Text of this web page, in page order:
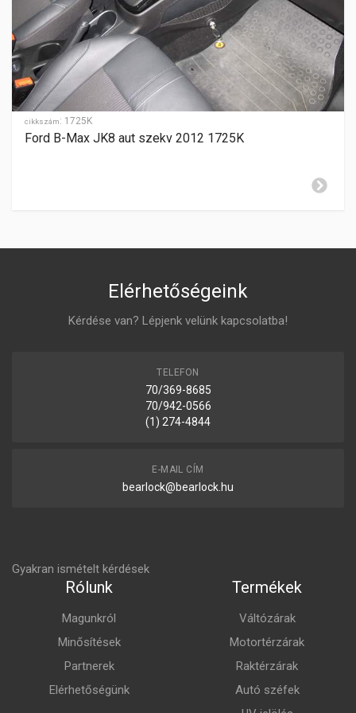
SEBESSÉGFOKOZATOK
6
HÁTRAMENET
elöl
GYÁRTÁSI ÉV
2010-
cikkszám: 1725K
Ford B-Max JK8 aut szekv 2012 1725K
Elérhetőségeink
Kérdése van? Lépjenk velünk kapcsolatba!
TELEFON
70/369-8685
70/942-0566
(1) 274-4844
E-MAIL CÍM
bearlock@bearlock.hu
Gyakran ismételt kérdések
Rólunk
Magunkról
Minősítések
Partnerek
Elérhetőségünk
Termékek
Váltózárak
Motortérzárak
Raktérzárak
Autó széfek